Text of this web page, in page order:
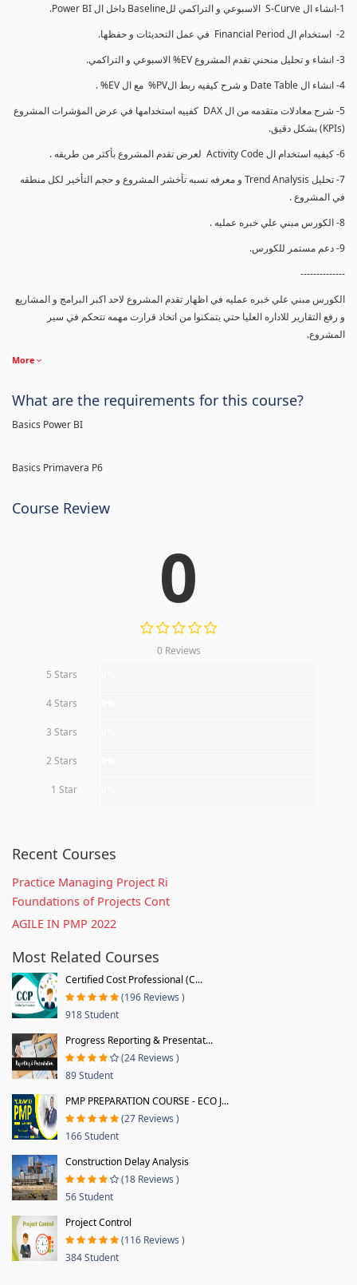
1-انشاء ال S-Curve الاسبوعي و التراكمي للBaseline داخل ال Power BI.
2- استخدام ال Financial Period في عمل التحديثات و حفظها.
3- انشاء و تحليل منحني تقدم المشروع EV% الاسبوعي و التراكمي.
4- انشاء ال Date Table و شرح كيفيه ربط الPV% مع ال EV% .
5- شرح معادلات متقدمه من ال DAX كفييه استخدامها في عرض المؤشرات المشروع
(KPIs) بشكل دقيق.
6- كيفيه استخدام ال Activity Code لعرض تقدم المشروع بأكثر من طريقه .
7- تحليل Trend Analysis و معرفه نسبه تأخشر المشروع و حجم التأخير لكل منطقه
في المشروع .
8- الكورس مبني علي خبره عمليه .
9- دعم مستمر للكورس.
--------------
الكورس مبني علي خبره عمليه في اظهار تقدم المشروع لاحد اكبر البرامج و المشاريع
و رفع التقارير للاداره العليا حتي يتمكنوا من اتخاذ قرارت مهمه تتحكم في سير
المشروع.
More
What are the requirements for this course?
Basics Power BI
Basics Primavera P6
Course Review
0
0 Reviews
5 Stars
4 Stars
3 Stars
2 Stars
1 Star
Recent Courses
Practice Managing Project Ri
Foundations of Projects Cont
AGILE IN PMP 2022
Most Related Courses
Certified Cost Professional (C...
(196 Reviews )
918 Student
Progress Reporting & Presentat...
(24 Reviews )
89 Student
PMP PREPARATION COURSE - ECO J...
(27 Reviews )
166 Student
Construction Delay Analysis
(18 Reviews )
56 Student
Project Control
(116 Reviews )
384 Student